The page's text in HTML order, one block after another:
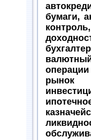
бумаги,